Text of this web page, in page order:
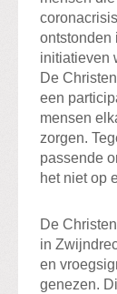
ontstonden
initiatieven
De
een
mensen
zorgen.
passende
het niet op
De
in
en
genezen.